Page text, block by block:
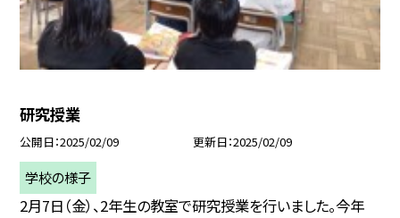
研究授業
公開日 2025/02/09 更新日 2025/02/09
学校の様子
2月7日（金）、2年生の教室で研究授業を行いました。今年